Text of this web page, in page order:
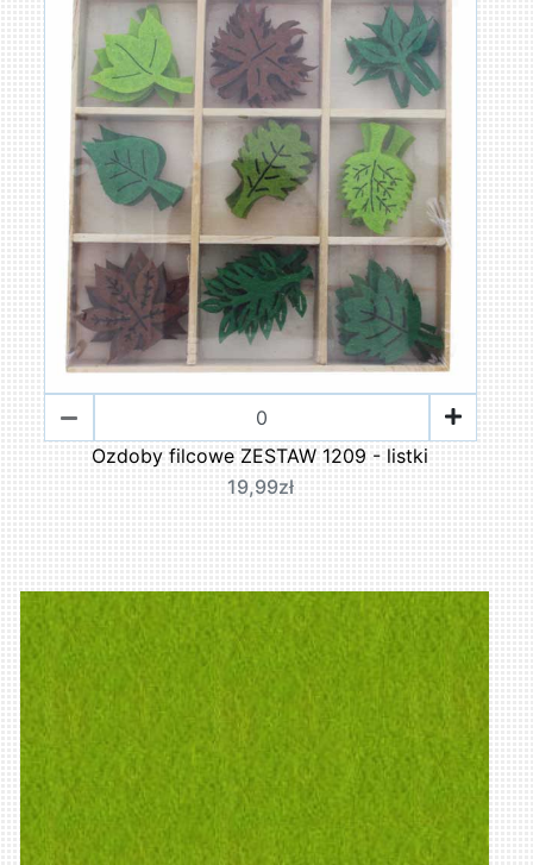
Ozdoby filcowe ZESTAW 1209 - listki
19,99zł